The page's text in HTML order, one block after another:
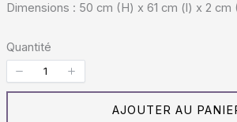
t
e
Dimensions : 50 cm (H) x 61 cm (l) x 2 cm
Quantité
AJOUTER AU